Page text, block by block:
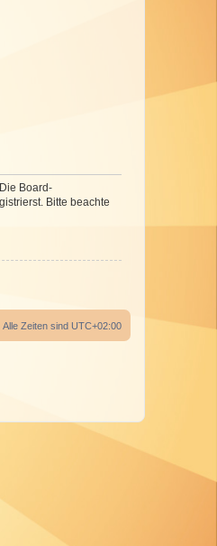
Board-
Bitte beachte
Alle Zeiten sind UTC+02:00